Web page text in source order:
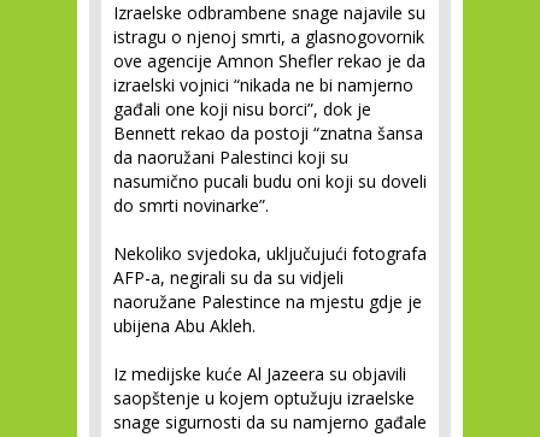
Izraelske odbrambene snage najavile su
istragu o njenoj smrti, a glasnogovornik
ove agencije Amnon Shefler rekao je da
izraelski vojnici “nikada ne bi namjerno
gađali one koji nisu borci”, dok je
Bennett rekao da postoji “znatna šansa
da naoružani Palestinci koji su
nasumično pucali budu oni koji su doveli
do smrti novinarke”.
Nekoliko svjedoka, uključujući fotografa
AFP-a, negirali su da su vidjeli
naoružane Palestince na mjestu gdje je
ubijena Abu Akleh.
Iz medijske kuće Al Jazeera su objavili
saopštenje u kojem optužuju izraelske
snage sigurnosti da su namjerno gađale